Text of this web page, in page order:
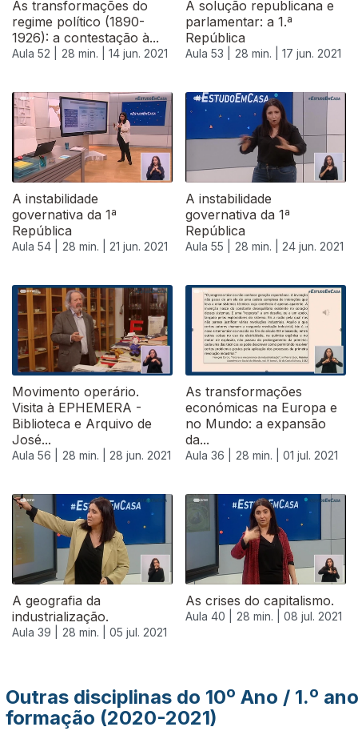
As transformações do
regime político (1890-
1926): a contestação à...
Aula 52 | 28 min. | 14 jun. 2021
A solução republicana e
parlamentar: a 1.ª
República
Aula 53 | 28 min. | 17 jun. 2021
A instabilidade
governativa da 1ª
República
Aula 54 | 28 min. | 21 jun. 2021
A instabilidade
governativa da 1ª
República
Aula 55 | 28 min. | 24 jun. 2021
Movimento operário.
Visita à EPHEMERA -
Biblioteca e Arquivo de
José...
Aula 56 | 28 min. | 28 jun. 2021
As transformações
económicas na Europa e
no Mundo: a expansão
da...
Aula 36 | 28 min. | 01 jul. 2021
554562
A geografia da
industrialização.
Aula 39 | 28 min. | 05 jul. 2021
As crises do capitalismo.
Aula 40 | 28 min. | 08 jul. 2021
556096
Outras disciplinas do 10º Ano / 1.º ano
formação (2020-2021)